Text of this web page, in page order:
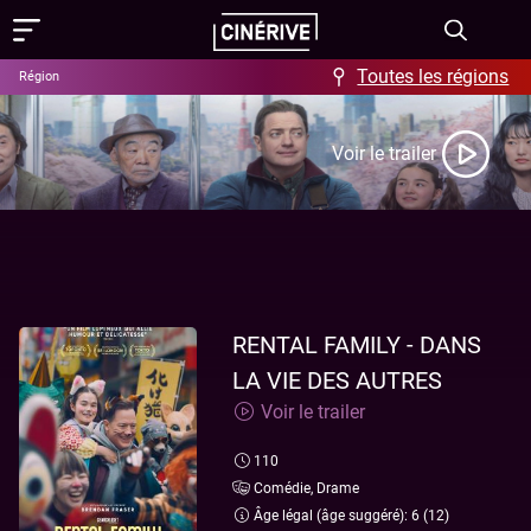
Ciné-Resto & Bar
Films
Showing in English
Programme
Actus
FAQ & Offres
Aide / FAQ
Offres
Contact
À propos
Région Toutes les régions
Voir le trailer
RENTAL FAMILY - DANS
LA VIE DES AUTRES
Voir le trailer
110
Comédie, Drame
Âge légal (âge suggéré): 6 (12)